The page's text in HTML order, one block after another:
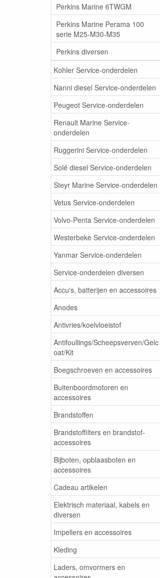
Perkins Marine 6TWGM
Perkins Marine Perama 100
serie M25-M30-M35
Perkins diversen
Kohler Service-onderdelen
Nanni diesel Service-onderdelen
Peugeot Service-onderdelen
Renault Marine Service-
onderdelen
Ruggerini Service-onderdelen
Solé diesel Service-onderdelen
Steyr Marine Service-onderdelen
Vetus Service-onderdelen
Volvo-Penta Service-onderdelen
Westerbeke Service-onderdelen
Yanmar Service-onderdelen
Service-onderdelen diversen
Accu's, batterijen en accessoires
Anodes
Antivries/koelvloeistof
Antifoullings/Scheepsverven/Gelc
oat/Kit
Boegschroeven en accessoires
Buitenboordmotoren en
accessoires
Brandstoffen
Brandstoffilters en brandstof-
accessoires
Bijboten, opblaasboten en
accessoires
Cadeau artikelen
Elektrisch materiaal, kabels en
diversen
Impellers en accessoires
Kleding
Laders, omvormers en